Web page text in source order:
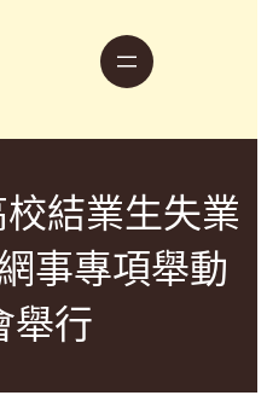
結業生失業
事專項舉動
舉行